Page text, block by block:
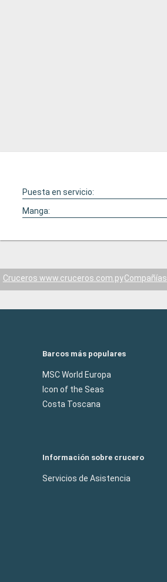
Puesta en servicio:
Manga:
Cruceros www.cruceros.com.pyCompañías
Barcos más populares
MSC World Europa
Icon of the Seas
Costa Toscana
Información sobre crucero
Servicios de Asistencia